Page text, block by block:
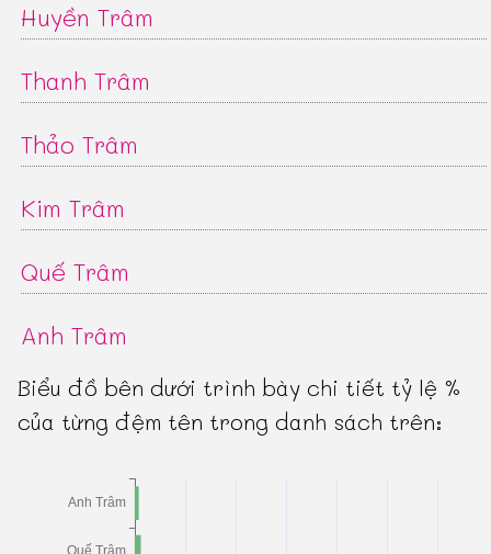
Huyền Trâm
Thanh Trâm
Thảo Trâm
Kim Trâm
Quế Trâm
Anh Trâm
Biểu đồ bên dưới trình bày chi tiết tỷ lệ %
của từng đệm tên trong danh sách trên: